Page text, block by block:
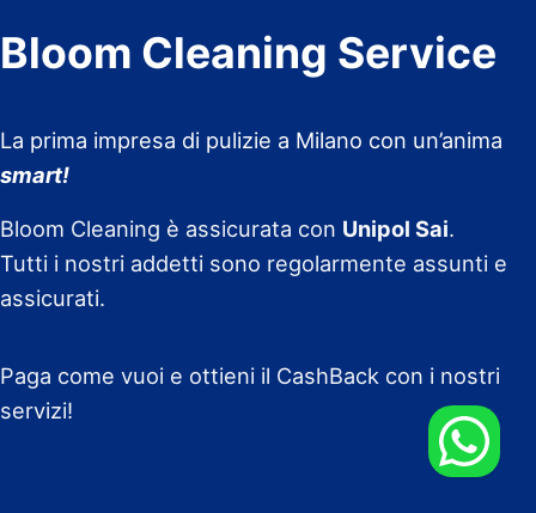
Bloom Cleaning Service
La prima impresa di pulizie a Milano con un’anima
smart!
Bloom Cleaning è assicurata con Unipol Sai.
Tutti i nostri addetti sono regolarmente assunti e
assicurati.
Paga come vuoi e ottieni il CashBack con i nostri
servizi!